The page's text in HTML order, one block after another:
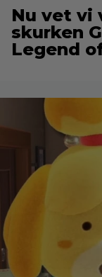
Nu vet vi
skurken
Legend